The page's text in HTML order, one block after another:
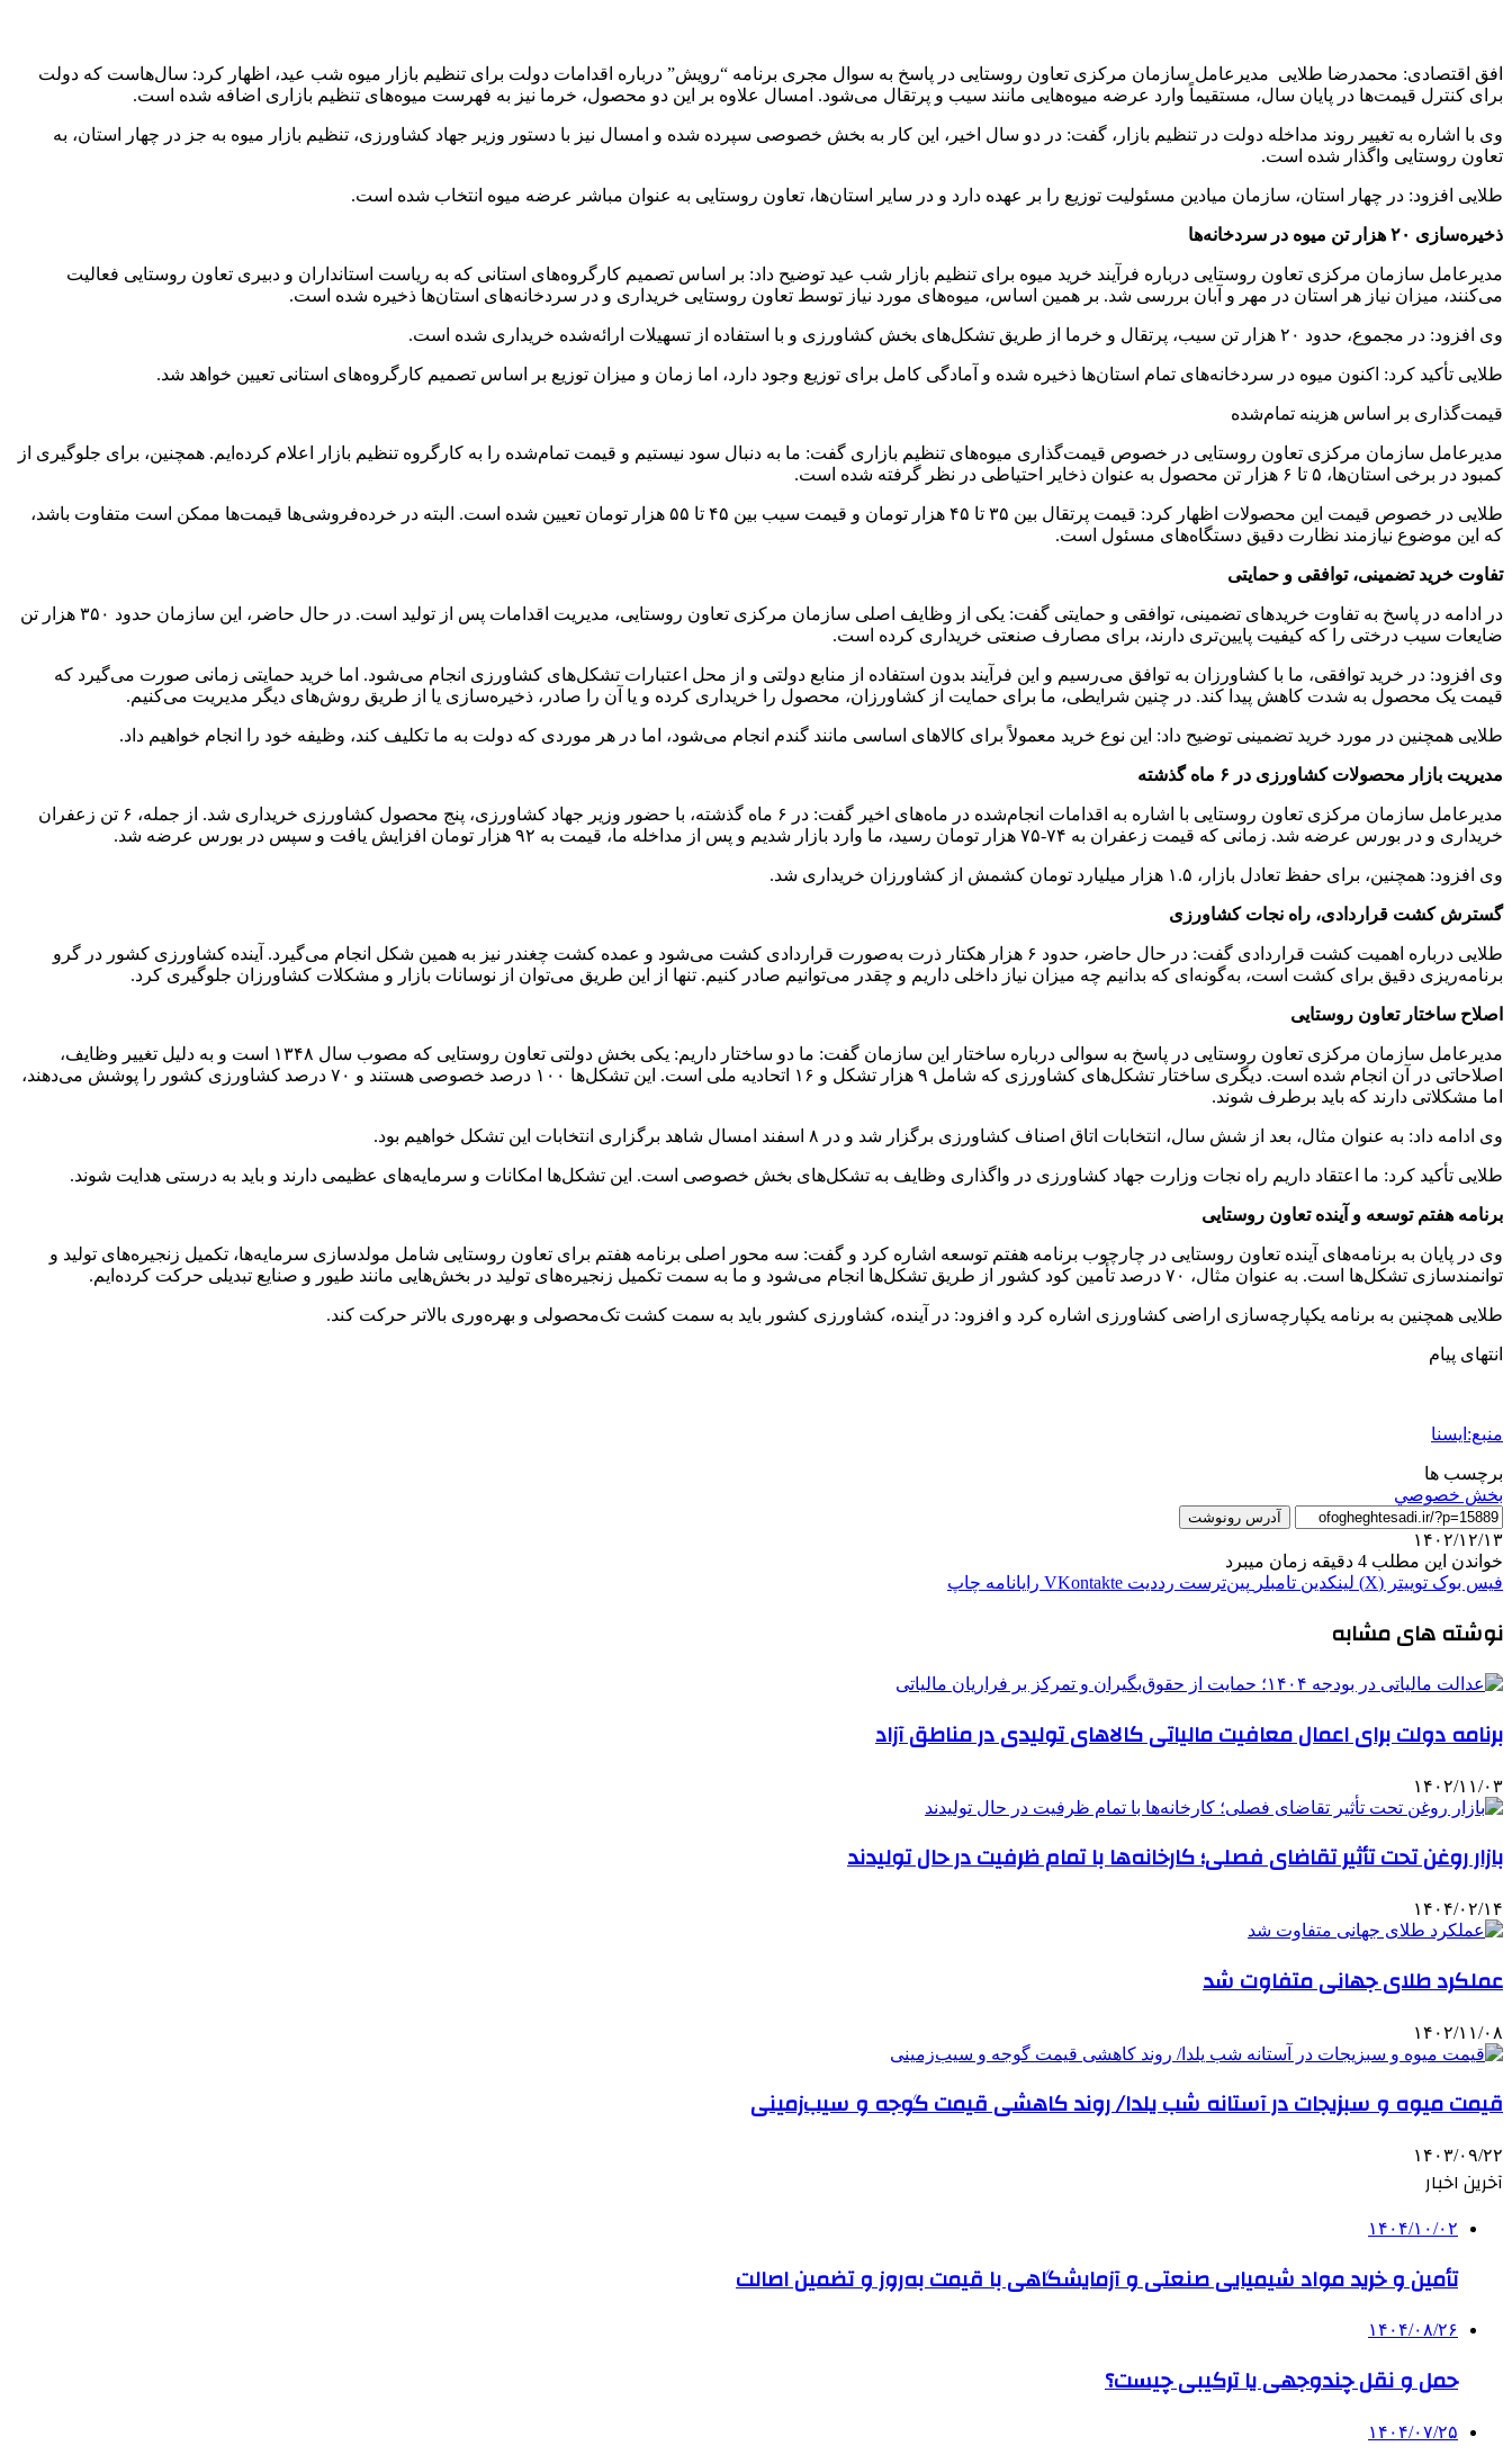
افق اقتصادی: محمدرضا طلایی مدیرعامل سازمان مرکزی تعاون روستایی در پاسخ به سوال مجری برنامه “رویش” درباره اقدامات دولت برای تنظیم بازار میوه شب عید، اظهار کرد: سال‌هاست که دولت
برای کنترل قیمت‌ها در پایان سال، مستقیماً وارد عرضه میوه‌هایی مانند سیب و پرتقال می‌شود. امسال علاوه بر این دو محصول، خرما نیز به فهرست میوه‌های تنظیم بازاری اضافه شده است.
وی با اشاره به تغییر روند مداخله دولت در تنظیم بازار، گفت: در دو سال اخیر، این کار به بخش خصوصی سپرده شده و امسال نیز با دستور وزیر جهاد کشاورزی، تنظیم بازار میوه به جز در چهار استان، به
تعاون روستایی واگذار شده است.
طلایی افزود: در چهار استان، سازمان میادین مسئولیت توزیع را بر عهده دارد و در سایر استان‌ها، تعاون روستایی به عنوان مباشر عرضه میوه انتخاب شده است.
ذخیره‌سازی ۲۰ هزار تن میوه در سردخانه‌ها
مدیرعامل سازمان مرکزی تعاون روستایی درباره فرآیند خرید میوه برای تنظیم بازار شب عید توضیح داد: بر اساس تصمیم کارگروه‌های استانی که به ریاست استانداران و دبیری تعاون روستایی فعالیت
می‌کنند، میزان نیاز هر استان در مهر و آبان بررسی شد. بر همین اساس، میوه‌های مورد نیاز توسط تعاون روستایی خریداری و در سردخانه‌های استان‌ها ذخیره شده است.
وی افزود: در مجموع، حدود ۲۰ هزار تن سیب، پرتقال و خرما از طریق تشکل‌های بخش کشاورزی و با استفاده از تسهیلات ارائه‌شده خریداری شده است.
طلایی تأکید کرد: اکنون میوه در سردخانه‌های تمام استان‌ها ذخیره شده و آمادگی کامل برای توزیع وجود دارد، اما زمان و میزان توزیع بر اساس تصمیم کارگروه‌های استانی تعیین خواهد شد.
قیمت‌گذاری بر اساس هزینه تمام‌شده
مدیرعامل سازمان مرکزی تعاون روستایی در خصوص قیمت‌گذاری میوه‌های تنظیم بازاری گفت: ما به دنبال سود نیستیم و قیمت تمام‌شده را به کارگروه تنظیم بازار اعلام کرده‌ایم. همچنین، برای جلوگیری از
کمبود در برخی استان‌ها، ۵ تا ۶ هزار تن محصول به عنوان ذخایر احتیاطی در نظر گرفته شده است.
طلایی در خصوص قیمت این محصولات اظهار کرد: قیمت پرتقال بین ۳۵ تا ۴۵ هزار تومان و قیمت سیب بین ۴۵ تا ۵۵ هزار تومان تعیین شده است. البته در خرده‌فروشی‌ها قیمت‌ها ممکن است متفاوت باشد،
که این موضوع نیازمند نظارت دقیق دستگاه‌های مسئول است.
تفاوت خرید تضمینی، توافقی و حمایتی
در ادامه در پاسخ به تفاوت خریدهای تضمینی، توافقی و حمایتی گفت: یکی از وظایف اصلی سازمان مرکزی تعاون روستایی، مدیریت اقدامات پس از تولید است. در حال حاضر، این سازمان حدود ۳۵۰ هزار تن
ضایعات سیب درختی را که کیفیت پایین‌تری دارند، برای مصارف صنعتی خریداری کرده است.
وی افزود: در خرید توافقی، ما با کشاورزان به توافق می‌رسیم و این فرآیند بدون استفاده از منابع دولتی و از محل اعتبارات تشکل‌های کشاورزی انجام می‌شود. اما خرید حمایتی زمانی صورت می‌گیرد که
قیمت یک محصول به شدت کاهش پیدا کند. در چنین شرایطی، ما برای حمایت از کشاورزان، محصول را خریداری کرده و یا آن را صادر، ذخیره‌سازی یا از طریق روش‌های دیگر مدیریت می‌کنیم.
طلایی همچنین در مورد خرید تضمینی توضیح داد: این نوع خرید معمولاً برای کالاهای اساسی مانند گندم انجام می‌شود، اما در هر موردی که دولت به ما تکلیف کند، وظیفه خود را انجام خواهیم داد.
مدیریت بازار محصولات کشاورزی در ۶ ماه گذشته
مدیرعامل سازمان مرکزی تعاون روستایی با اشاره به اقدامات انجام‌شده در ماه‌های اخیر گفت: در ۶ ماه گذشته، با حضور وزیر جهاد کشاورزی، پنج محصول کشاورزی خریداری شد. از جمله، ۶ تن زعفران
خریداری و در بورس عرضه شد. زمانی که قیمت زعفران به ۷۴-۷۵ هزار تومان رسید، ما وارد بازار شدیم و پس از مداخله ما، قیمت به ۹۲ هزار تومان افزایش یافت و سپس در بورس عرضه شد.
وی افزود: همچنین، برای حفظ تعادل بازار، ۱.۵ هزار میلیارد تومان کشمش از کشاورزان خریداری شد.
گسترش کشت قراردادی، راه نجات کشاورزی
طلایی درباره اهمیت کشت قراردادی گفت: در حال حاضر، حدود ۶ هزار هکتار ذرت به‌صورت قراردادی کشت می‌شود و عمده کشت چغندر نیز به همین شکل انجام می‌گیرد. آینده کشاورزی کشور در گرو
برنامه‌ریزی دقیق برای کشت است، به‌گونه‌ای که بدانیم چه میزان نیاز داخلی داریم و چقدر می‌توانیم صادر کنیم. تنها از این طریق می‌توان از نوسانات بازار و مشکلات کشاورزان جلوگیری کرد.
اصلاح ساختار تعاون روستایی
مدیرعامل سازمان مرکزی تعاون روستایی در پاسخ به سوالی درباره ساختار این سازمان گفت: ما دو ساختار داریم: یکی بخش دولتی تعاون روستایی که مصوب سال ۱۳۴۸ است و به دلیل تغییر وظایف،
اصلاحاتی در آن انجام شده است. دیگری ساختار تشکل‌های کشاورزی که شامل ۹ هزار تشکل و ۱۶ اتحادیه ملی است. این تشکل‌ها ۱۰۰ درصد خصوصی هستند و ۷۰ درصد کشاورزی کشور را پوشش می‌دهند،
اما مشکلاتی دارند که باید برطرف شوند.
وی ادامه داد: به عنوان مثال، بعد از شش سال، انتخابات اتاق اصناف کشاورزی برگزار شد و در ۸ اسفند امسال شاهد برگزاری انتخابات این تشکل خواهیم بود.
طلایی تأکید کرد: ما اعتقاد داریم راه نجات وزارت جهاد کشاورزی در واگذاری وظایف به تشکل‌های بخش خصوصی است. این تشکل‌ها امکانات و سرمایه‌های عظیمی دارند و باید به درستی هدایت شوند.
برنامه هفتم توسعه و آینده تعاون روستایی
وی در پایان به برنامه‌های آینده تعاون روستایی در چارچوب برنامه هفتم توسعه اشاره کرد و گفت: سه محور اصلی برنامه هفتم برای تعاون روستایی شامل مولدسازی سرمایه‌ها، تکمیل زنجیره‌های تولید و
توانمندسازی تشکل‌ها است. به عنوان مثال، ۷۰ درصد تأمین کود کشور از طریق تشکل‌ها انجام می‌شود و ما به سمت تکمیل زنجیره‌های تولید در بخش‌هایی مانند طیور و صنایع تبدیلی حرکت کرده‌ایم.
طلایی همچنین به برنامه یکپارچه‌سازی اراضی کشاورزی اشاره کرد و افزود: در آینده، کشاورزی کشور باید به سمت کشت تک‌محصولی و بهره‌وری بالاتر حرکت کند.
انتهای پیام
منبع:ایسنا
برچسب ها
بخش خصوصي
آدرس رونوشت
۱۴۰۲/۱۲/۱۳
خواندن این مطلب 4 دقیقه زمان میبرد
فیس بوک توییتر (X) لینکدین ‫تامبلر ‫پین‌ترست ‫رددیت ‫VKontakte رایانامه چاپ
نوشته های مشابه
برنامه دولت برای اعمال معافیت مالیاتی کالاهای تولیدی در مناطق آزاد
۱۴۰۲/۱۱/۰۳
بازار روغن تحت تأثیر تقاضای فصلی؛ کارخانه‌ها با تمام ظرفیت در حال تولیدند
۱۴۰۴/۰۲/۱۴
عملکرد طلای جهانی متفاوت شد
۱۴۰۲/۱۱/۰۸
قیمت میوه و سبزیجات در آستانه شب یلدا/ روند کاهشی قیمت گوجه و سیب‌زمینی
۱۴۰۳/۰۹/۲۲
آخرین اخبار
۱۴۰۴/۱۰/۰۲
تأمین و خرید مواد شیمیایی صنعتی و آزمایشگاهی با قیمت به‌روز و تضمین اصالت
۱۴۰۴/۰۸/۲۶
حمل و نقل چندوجهی یا ترکیبی چیست؟
۱۴۰۴/۰۷/۲۵